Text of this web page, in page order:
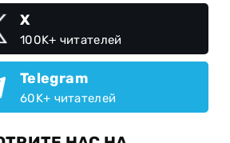
X
100K+ читателей
Telegram
60K+ читателей